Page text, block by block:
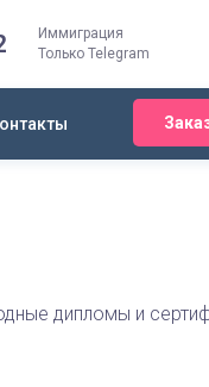
Иммиграция
Только Telegram
дипломы и